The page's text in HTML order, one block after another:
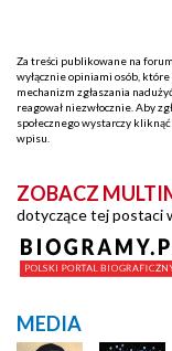
Za treści publikowane na
wyłącznie opiniami osób,
mechanizm zgłaszania
reagował niezwłocznie. Aby
społecznego wystarczy
wpisu.
ZOBACZ
dotyczące tej postaci
MEDIA